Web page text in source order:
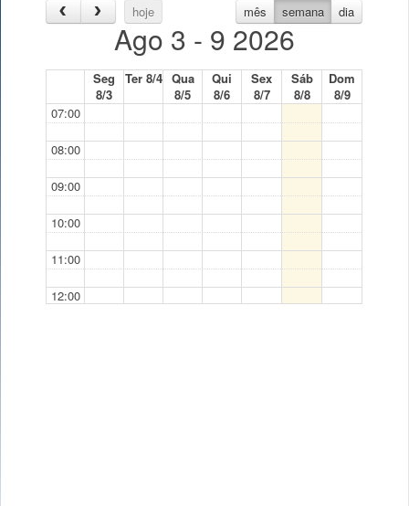
hoje mês semana dia
Ago 3 - 9 2026
Seg
8/3
Ter 8/4 Qua
8/5
Qui
8/6
Sex
8/7
Sáb
8/8
Dom
8/9
07:00
08:00
09:00
10:00
11:00
12:00